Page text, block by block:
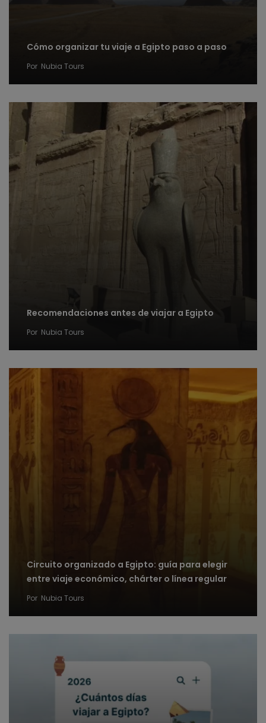
Cómo organizar tu viaje a Egipto paso a paso
Por Nubia Tours
Recomendaciones antes de viajar a Egipto
Por Nubia Tours
Circuito organizado a Egipto: guía para elegir
entre viaje económico, chárter o línea regular
Por Nubia Tours